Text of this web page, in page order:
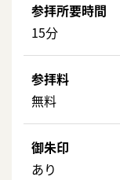
参拝所要時間
15分
参拝料
無料
御朱印
あり